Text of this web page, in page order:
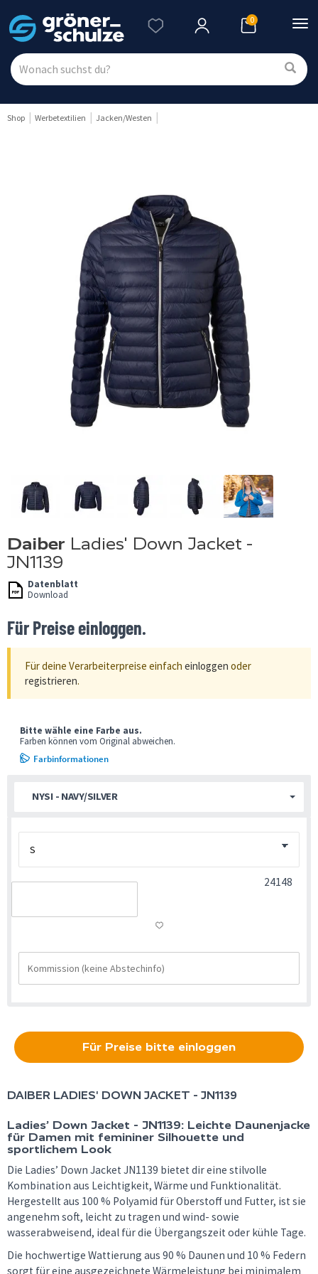
0
Shop Werbetextilien Jacken/Westen
Daiber Ladies' Down Jacket -
JN1139
Datenblatt
Download
Für Preise einloggen.
Für deine Verarbeiterpreise einfach einloggen oder
registrieren.
NYSI - NAVY/SILVER
Bitte wähle eine Farbe aus.
Farben können vom Original abweichen.
Farbinformationen
24148
Für Preise bitte einloggen
DAIBER LADIES' DOWN JACKET - JN1139
Ladies’ Down Jacket - JN1139: Leichte Daunenjacke
für Damen mit femininer Silhouette und
sportlichem Look
Die Ladies’ Down Jacket JN1139 bietet dir eine stilvolle
Kombination aus Leichtigkeit, Wärme und Funktionalität.
Hergestellt aus 100 % Polyamid für Oberstoff und Futter, ist sie
angenehm soft, leicht zu tragen und wind- sowie
wasserabweisend, ideal für die Übergangszeit oder kühle Tage.
Die hochwertige Wattierung aus 90 % Daunen und 10 % Federn
sorgt für eine ausgezeichnete Wärmeleistung bei minimalem